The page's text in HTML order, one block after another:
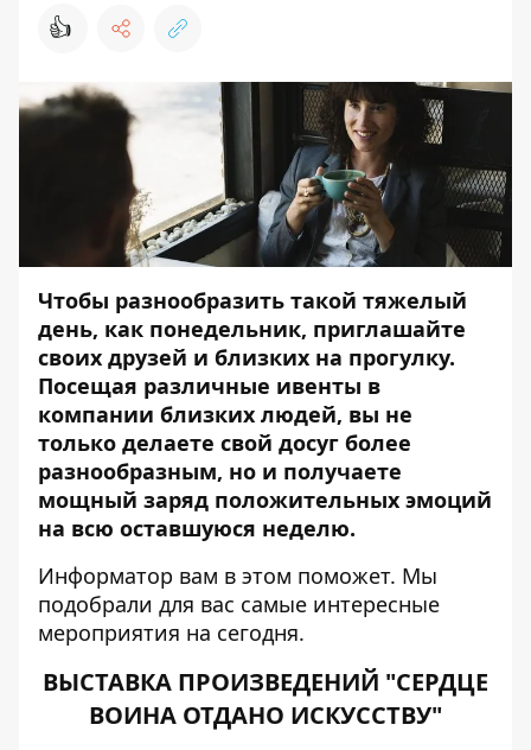
👍
Чтобы разнообразить такой тяжелый
день, как понедельник, приглашайте
своих друзей и близких на прогулку.
Посещая различные ивенты в
компании близких людей, вы не
только делаете свой досуг более
разнообразным, но и получаете
мощный заряд положительных эмоций
на всю оставшуюся неделю.
Информатор вам в этом поможет. Мы
подобрали для вас самые интересные
мероприятия на сегодня.
ВЫСТАВКА ПРОИЗВЕДЕНИЙ "СЕРДЦЕ
ВОИНА ОТДАНО ИСКУССТВУ"